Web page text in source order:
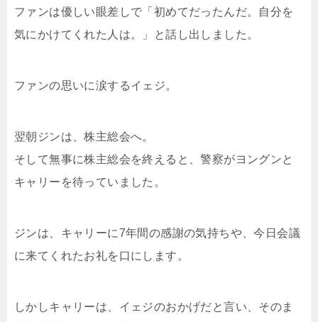
ファンは優しい眼差しで「初めてだったんだ。自分を
気にかけてくれた人は。」と話し出しました。
ファンの思いに涙するイェジ。
翌朝ジンは、株主総会へ。
そして無事に株主総会を終えると、警察がヨングンと
キャリーを待っていました。
ジンは、キャリーに7年間の感謝の気持ちや、今日会議
に来てくれたお礼を口にします。
しかしキャリーは、イェジのおかげだと言い、そのま